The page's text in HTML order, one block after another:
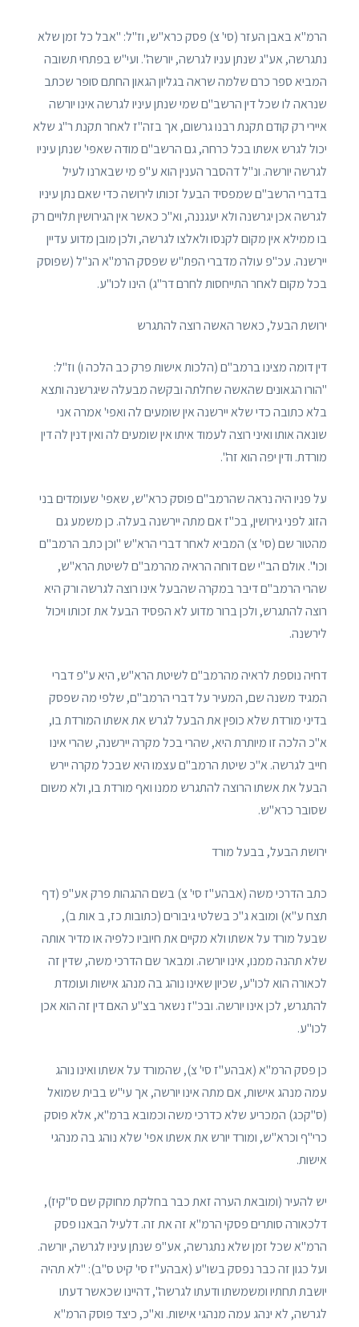
הרמ"א באבן העזר (סי' צ) פסק כרא"ש, וז"ל: "אבל כל זמן שלא
נתגרשה, אע"ג שנתן עניו לגרשה, יורשה". ועי"ש בפתחי תשובה
המביא ספר כרם שלמה שראה בגליון הגאון החתם סופר שכתב
שנראה לו שכל דין הרשב"ם שמי שנתן עיניו לגרשה אינו יורשה
איירי רק קודם תקנת רבנו גרשום, אך בזה"ז לאחר תקנת ר"ג שלא
יכול לגרש אשתו בכל כרחה, גם הרשב"ם מודה שאפי' שנתן עיניו
לגרשה יורשה. ונ"ל דהסבר הענין הוא ע"פ מי שבארנו לעיל
בדברי הרשב"ם שמפסיד הבעל זכותו לירושה כדי שאם נתן עיניו
לגרשה אכן יגרשנה ולא יעגננה, וא"כ כאשר אין הגירושין תלויים רק
בו ממילא אין מקום לקנסו ולאלצו לגרשה, ולכן מובן מדוע עדיין
יירשנה. עכ"פ עולה מדברי הפת"ש שפסק הרמ"א הנ"ל (שפוסק
בכל מקום לאחר התייחסות לחרם דר"ג) הינו לכו"ע.
ירושת הבעל, כאשר האשה רוצה להתגרש
דין דומה מצינו ברמב"ם (הלכות אישות פרק כב הלכה ו) וז"ל:
"הורו הגאונים שהאשה שחלתה ובקשה מבעלה שיגרשנה ותצא
בלא כתובה כדי שלא יירשנה אין שומעים לה ואפי' אמרה אני
שונאה אותו ואיני רוצה לעמוד איתו אין שומעים לה ואין דנין לה דין
מורדת. ודין יפה הוא זה".
על פניו היה נראה שהרמב"ם פוסק כרא"ש, שאפי' שעומדים בני
הזוג לפני גירושין, בכ"ז אם מתה יירשנה בעלה. כן משמע גם
מהטור שם (סי' צ) המביא לאחר דברי הרא"ש "וכן כתב הרמב"ם
וכו'". אולם הב"י שם דוחה הראיה מהרמב"ם לשיטת הרא"ש,
שהרי הרמב"ם דיבר במקרה שהבעל אינו רוצה לגרשה ורק היא
רוצה להתגרש, ולכן ברור מדוע לא הפסיד הבעל את זכותו ויכול
לירשנה.
דחיה נוספת לראיה מהרמב"ם לשיטת הרא"ש, היא ע"פ דברי
המגיד משנה שם, המעיר על דברי הרמב"ם, שלפי מה שפסק
בדיני מורדת שלא כופין את הבעל לגרש את אשתו המורדת בו,
א"כ הלכה זו מיותרת היא, שהרי בכל מקרה יירשנה, שהרי אינו
חייב לגרשה. א"כ שיטת הרמב"ם עצמו היא שבכל מקרה יירש
הבעל את אשתו הרוצה להתגרש ממנו ואף מורדת בו, ולא משום
שסובר כרא"ש.
ירושת הבעל, בבעל מורד
כתב הדרכי משה (אבהע"ז סי' צ) בשם ההגהות פרק אע"פ (דף
תצח ע"א) ומובא ג"כ בשלטי גיבורים (כתובות כז, ב אות ב),
שבעל מורד על אשתו ולא מקיים את חיוביו כלפיה או מדיר אותה
שלא תהנה ממנו, אינו יורשה. ומבאר שם הדרכי משה, שדין זה
לכאורה הוא לכו"ע, שכיון שאינו נוהג בה מנהג אישות ועומדת
להתגרש, לכן אינו יורשה. ובכ"ז נשאר בצ"ע האם דין זה הוא אכן
לכו"ע.
כן פסק הרמ"א (אבהע"ז סי' צ), שהמורד על אשתו ואינו נוהג
עמה מנהג אישות, אם מתה אינו יורשה, אך עי"ש בבית שמואל
(ס"קכג) המכריע שלא כדרכי משה וכמובא ברמ"א, אלא פוסק
כרי"ף וכרא"ש, ומורד יורש את אשתו אפי' שלא נוהג בה מנהגי
אישות.
יש להעיר (ומובאת הערה זאת כבר בחלקת מחוקק שם ס"קיז),
דלכאורה סותרים פסקי הרמ"א זה את זה. דלעיל הבאנו פסק
הרמ"א שכל זמן שלא נתגרשה, אע"פ שנתן עיניו לגרשה, יורשה.
ועל כגון זה כבר נפסק בשו"ע (אבהע"ז סי' קיט ס"ב): "לא תהיה
יושבת תחתיו ומשמשתו ודעתו לגרשה", דהיינו שכאשר דעתו
לגרשה, לא ינהג עמה מנהגי אישות. וא"כ, כיצד פוסק הרמ"א